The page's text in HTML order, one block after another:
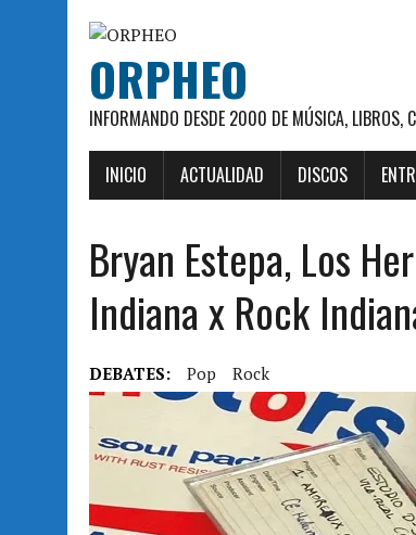
ORPHEO
INFORMANDO DESDE 2000 DE MÚSICA, LIBROS,
INICIO ACTUALIDAD DISCOS
Bryan Estepa, Los
Indiana x Rock
DEBATES: Pop Rock